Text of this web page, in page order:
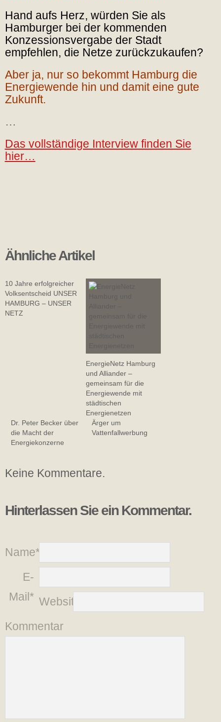
Hand aufs Herz, würden Sie als
Hamburger bei der kommenden
Konzessionsvergabe der Stadt
empfehlen, die Netze zurückzukaufen?
Aber ja, nur so bekommt Hamburg die
Energiewende hin und damit eine gute
Zukunft.
…
Das vollständige Interview finden Sie
hier…
Ähnliche Artikel
10 Jahre erfolgreicher
Volksentscheid UNSER
HAMBURG – UNSER
NETZ
EnergieNetz Hamburg
und Alliander –
gemeinsam für die
Energiewende mit
städtischen
Energienetzen
Dr. Peter Becker über
die Macht der
Energiekonzerne
Ärger um
Vattenfallwerbung
Keine Kommentare.
Hinterlassen Sie ein Kommentar.
Name*
E-
Mail* Website
Kommentar